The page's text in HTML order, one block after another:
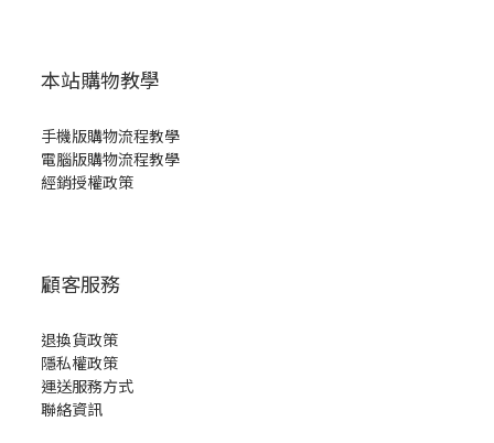
本站購物教學
手機版購物流程教學
電腦版購物流程教學
經銷授權政策
顧客服務
退換貨政策
隱私權政策
運送服務方式
聯絡資訊